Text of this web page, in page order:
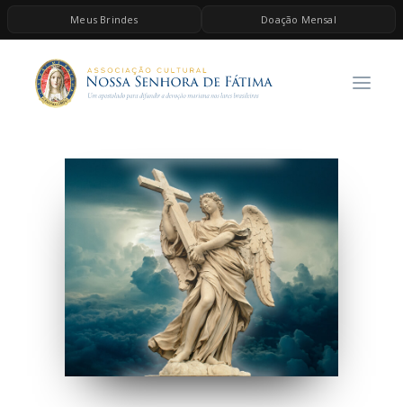
Meus Brindes Doação Mensal
HOME
A ASSOCIAÇÃO
ESPIRITUALIDADE
AS MELHORES MÚSICAS CATÓLICAS
QUERO DOAR